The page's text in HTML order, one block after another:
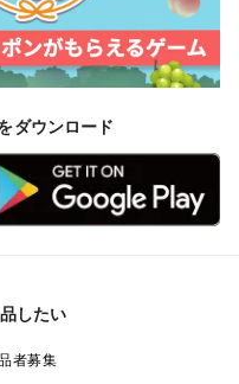
ダウンロード
したい
者募集